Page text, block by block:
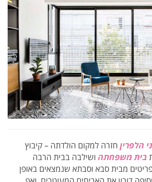
הלפרין חזרה למקום הולדתה – קיבוץ
בית משפחתה ושילבה בבית הרבה
מבית סבא וסבתא שנמצאים באופן